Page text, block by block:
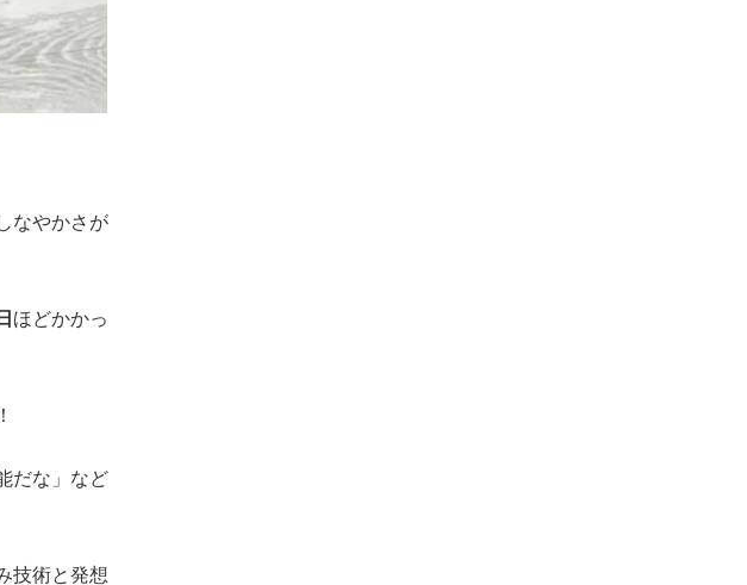
なやかさが
ほどかかっ
だな」など
技術と発想